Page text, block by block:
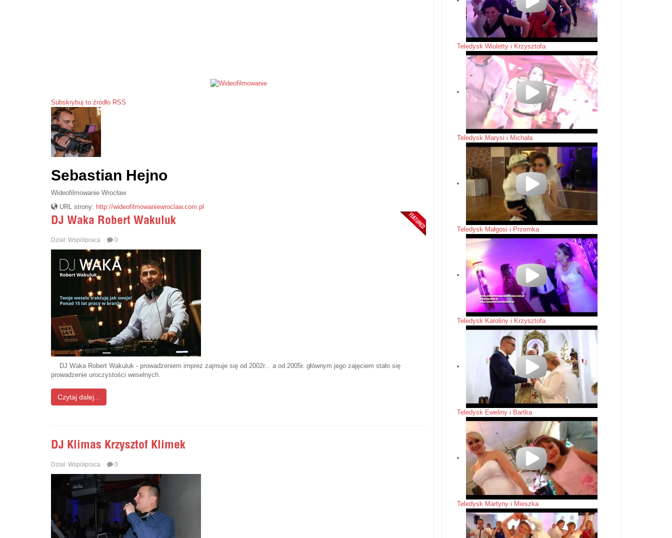
Subskrybuj to źródło RSS
Sebastian Hejno
Wideofilmowanie Wrocław
URL strony: http://wideofilmowaniewroclaw.com.pl
DJ Waka Robert Wakuluk
Dział: Współpraca 0
DJ Waka Robert Wakuluk - prowadzeniem imprez zajmuje się od 2002r... a od 2005r. głównym jego zajęciem stało się
prowadzenie uroczystości weselnych.
Czytaj dalej...
DJ Klimas Krzysztof Klimek
Dział: Współpraca 0
Teledysk Wioletty i Krzysztofa
Teledysk Marysi i Michała
Teledysk Małgosi i Przemka
Teledysk Karoliny i Krzysztofa
Teledysk Eweliny i Bartka
Teledysk Martyny i Mieszka